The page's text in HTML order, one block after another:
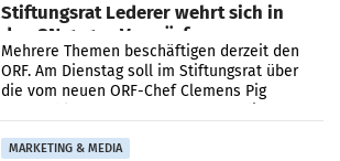
Stiftungsrat Lederer wehrt sich in
den SN gegen Vorwürfe
Mehrere Themen beschäftigen derzeit den
ORF. Am Dienstag soll im Stiftungsrat über
die vom neuen ORF-Chef Clemens Pig
MARKETING & MEDIA